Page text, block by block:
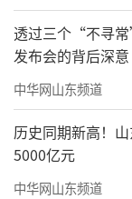
是轻拂面颊
这份宁静的
晖下更显平
步。深呼吸
去，整个世界
（来源：
透过三个“不寻
发布会的背后深意
中华网山东频道
历史同期新高！
5000亿元
中华网山东频道